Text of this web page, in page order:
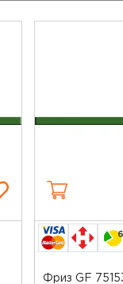
6
Фриз GF